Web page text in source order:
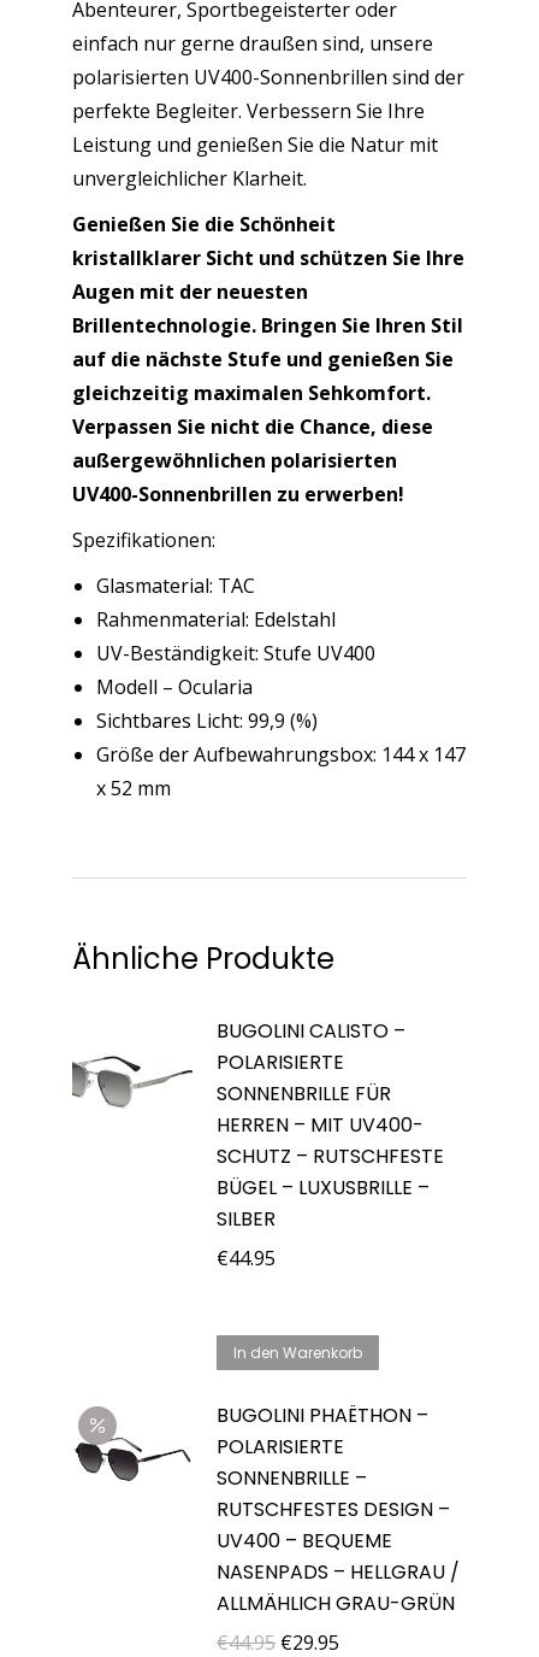
Abenteurer, Sportbegeisterter oder
einfach nur gerne draußen sind, unsere
polarisierten UV400-Sonnenbrillen sind der
perfekte Begleiter. Verbessern Sie Ihre
Leistung und genießen Sie die Natur mit
unvergleichlicher Klarheit.
Genießen Sie die Schönheit
kristallklarer Sicht und schützen Sie Ihre
Augen mit der neuesten
Brillentechnologie. Bringen Sie Ihren Stil
auf die nächste Stufe und genießen Sie
gleichzeitig maximalen Sehkomfort.
Verpassen Sie nicht die Chance, diese
außergewöhnlichen polarisierten
UV400-Sonnenbrillen zu erwerben!
Spezifikationen:
Glasmaterial: TAC
Rahmenmaterial: Edelstahl
UV-Beständigkeit: Stufe UV400
Modell – Ocularia
Sichtbares Licht: 99,9 (%)
Größe der Aufbewahrungsbox: 144 x 147
x 52 mm
Ähnliche Produkte
BUGOLINI CALISTO –
POLARISIERTE
SONNENBRILLE FÜR
HERREN – MIT UV400-
SCHUTZ – RUTSCHFESTE
BÜGEL – LUXUSBRILLE –
SILBER
€44.95
In den Warenkorb
BUGOLINI PHAËTHON –
POLARISIERTE
SONNENBRILLE –
RUTSCHFESTES DESIGN –
UV400 – BEQUEME
NASENPADS – HELLGRAU /
ALLMÄHLICH GRAU-GRÜN
€44.95 Ursprünglicher
€29.95